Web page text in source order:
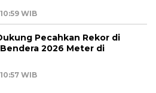
WIB
Pecahkan Rekor di
2026 Meter di
WIB